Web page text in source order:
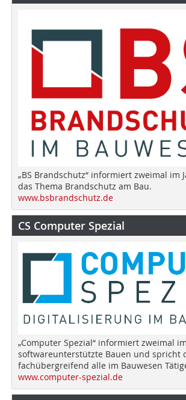
„BS Brandschutz“ informiert zweimal im
das Thema Brandschutz am Bau.
www.bsbrandschutz.de
CS Computer Spezial
„Computer Spezial“ informiert zweimal
softwareunterstützte Bauen und spricht
fachübergreifend alle im Bauwesen
www.computer-spezial.de